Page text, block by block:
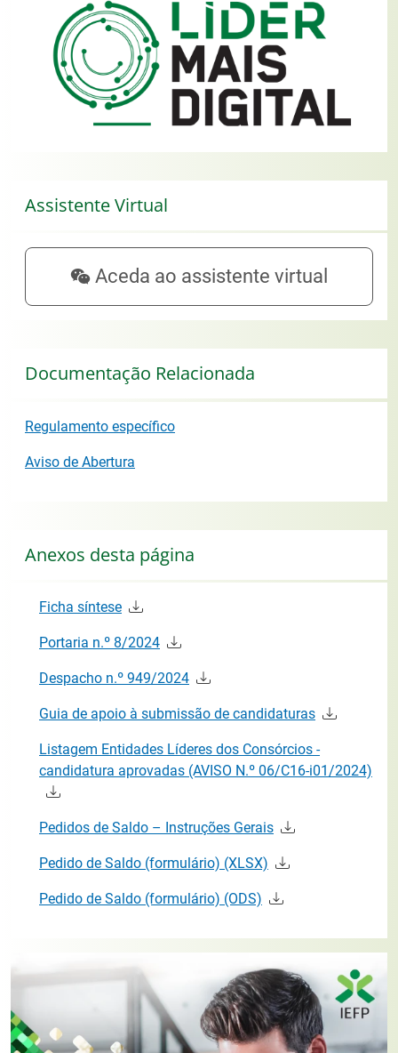
Assistente Virtual
Aceda ao assistente virtual
Documentação Relacionada
Regulamento específico
Aviso de Abertura
Anexos desta página
Ficha síntese
Portaria n.º 8/2024
Despacho n.º 949/2024
Guia de apoio à submissão de candidaturas
Listagem Entidades Líderes dos Consórcios -
candidatura aprovadas (AVISO N.º 06/C16-i01/2024)
Pedidos de Saldo – Instruções Gerais
Pedido de Saldo (formulário) (XLSX)
Pedido de Saldo (formulário) (ODS)